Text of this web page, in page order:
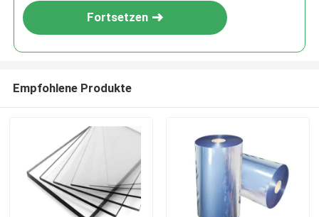
Fortsetzen
Empfohlene Produkte